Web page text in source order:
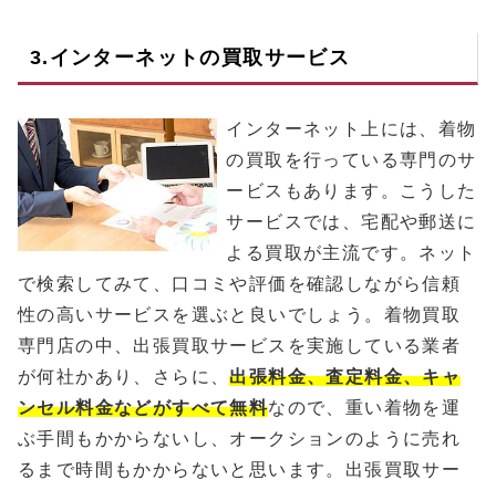
3.インターネットの買取サービス
インターネット上には、着物
の買取を行っている専門のサ
ービスもあります。こうした
サービスでは、宅配や郵送に
よる買取が主流です。ネット
で検索してみて、口コミや評価を確認しながら信頼
性の高いサービスを選ぶと良いでしょう。着物買取
専門店の中、出張買取サービスを実施している業者
が何社かあり、さらに、出張料金、査定料金、キャ
ンセル料金などがすべて無料なので、重い着物を運
ぶ手間もかからないし、オークションのように売れ
るまで時間もかからないと思います。出張買取サー